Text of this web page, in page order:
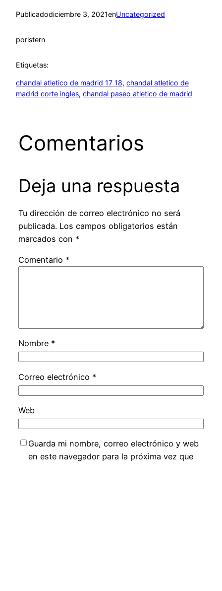
Publicadodiciembre 3, 2021enUncategorized
poristern
Etiquetas:
chandal atletico de madrid 17 18, chandal atletico de
madrid corte ingles, chandal paseo atletico de madrid
Comentarios
Deja una respuesta
Tu dirección de correo electrónico no será
publicada. Los campos obligatorios están
marcados con *
Comentario *
Nombre *
Correo electrónico *
Web
Guarda mi nombre, correo electrónico y web
en este navegador para la próxima vez que